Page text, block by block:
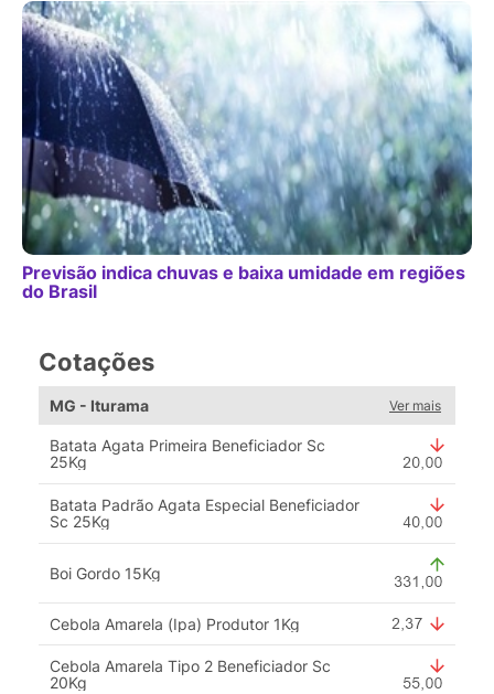
Previsão indica chuvas e baixa umidade em regiões
do Brasil
Cotações
MG - Iturama Ver mais
Batata Agata Primeira Beneficiador Sc
25Kg
Batata Padrão Agata Especial Beneficiador
Sc 25Kg
Boi Gordo 15Kg
Cebola Amarela (Ipa) Produtor 1Kg
Cebola Amarela Tipo 2 Beneficiador Sc
20Kg